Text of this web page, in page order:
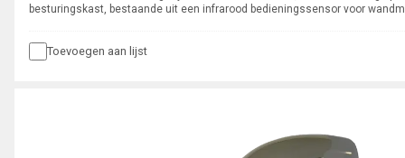
besturingskast, bestaande uit een infrarood bedieningssensor voor
Toevoegen aan lijst